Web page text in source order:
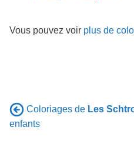
Vous pouvez voir plus de
Coloriages de Les
enfants